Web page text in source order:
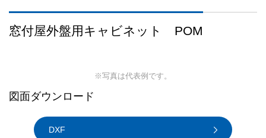
窓付屋外盤用キャビネット POM
※写真は代表例です。
図面ダウンロード
DXF